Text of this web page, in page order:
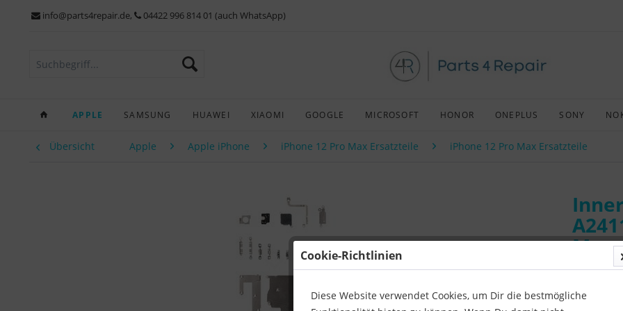
info@parts4repair.de, 04422 996 814 01 (auch WhatsApp)
APPLE SAMSUNG HUAWEI XIAOMI GOOGLE MICROSOFT HONOR ONEPLUS SONY
Übersicht Apple Apple iPhone iPhone 12 Pro Max Ersatzteile iPhone 12 Pro Max Ersatzteile
Max
Cookie-Richtlinien
Diese Website verwendet Cookies, um Dir die bestmögliche